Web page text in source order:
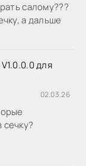
салому???
а дальше
для
02.03.26